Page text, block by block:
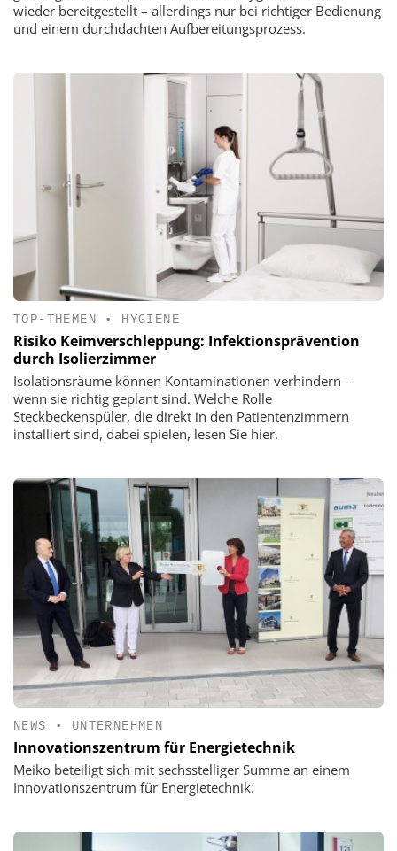
wieder bereitgestellt – allerdings nur bei richtiger Bedienung
und einem durchdachten Aufbereitungsprozess.
TOP-THEMEN • HYGIENE
Risiko Keimverschleppung: Infektionsprävention
durch Isolierzimmer
Isolationsräume können Kontaminationen verhindern –
wenn sie richtig geplant sind. Welche Rolle
Steckbeckenspüler, die direkt in den Patientenzimmern
installiert sind, dabei spielen, lesen Sie hier.
NEWS • UNTERNEHMEN
Innovationszentrum für Energietechnik
Meiko beteiligt sich mit sechsstelliger Summe an einem
Innovationszentrum für Energietechnik.